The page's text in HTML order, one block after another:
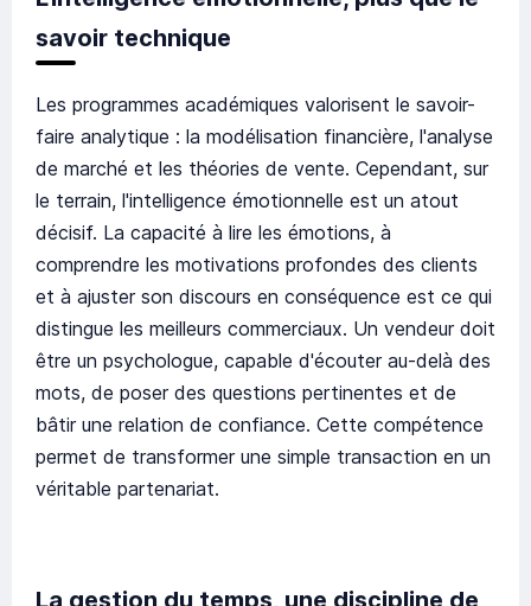
savoir technique
Les programmes académiques valorisent le savoir-
faire analytique : la modélisation financière, l'analyse
de marché et les théories de vente. Cependant, sur
le terrain, l'intelligence émotionnelle est un atout
décisif. La capacité à lire les émotions, à
comprendre les motivations profondes des clients
et à ajuster son discours en conséquence est ce qui
distingue les meilleurs commerciaux. Un vendeur doit
être un psychologue, capable d'écouter au-delà des
mots, de poser des questions pertinentes et de
bâtir une relation de confiance. Cette compétence
permet de transformer une simple transaction en un
véritable partenariat.
La gestion du temps, une discipline de